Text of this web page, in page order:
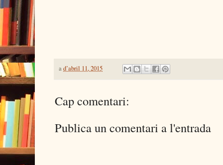
ad’abril 11, 2015
Cap comentari:
Publica un comentari a l'entrada